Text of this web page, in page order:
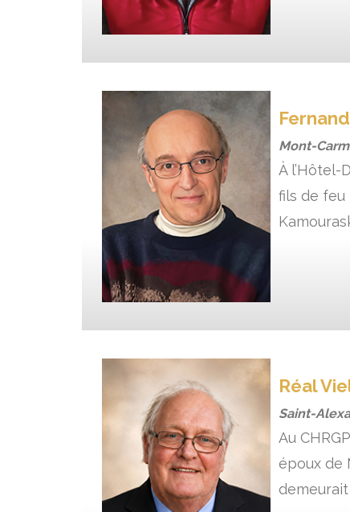
Mont-
À l’Hôtel-
fils de feu
Réal
Saint-
Au
époux de